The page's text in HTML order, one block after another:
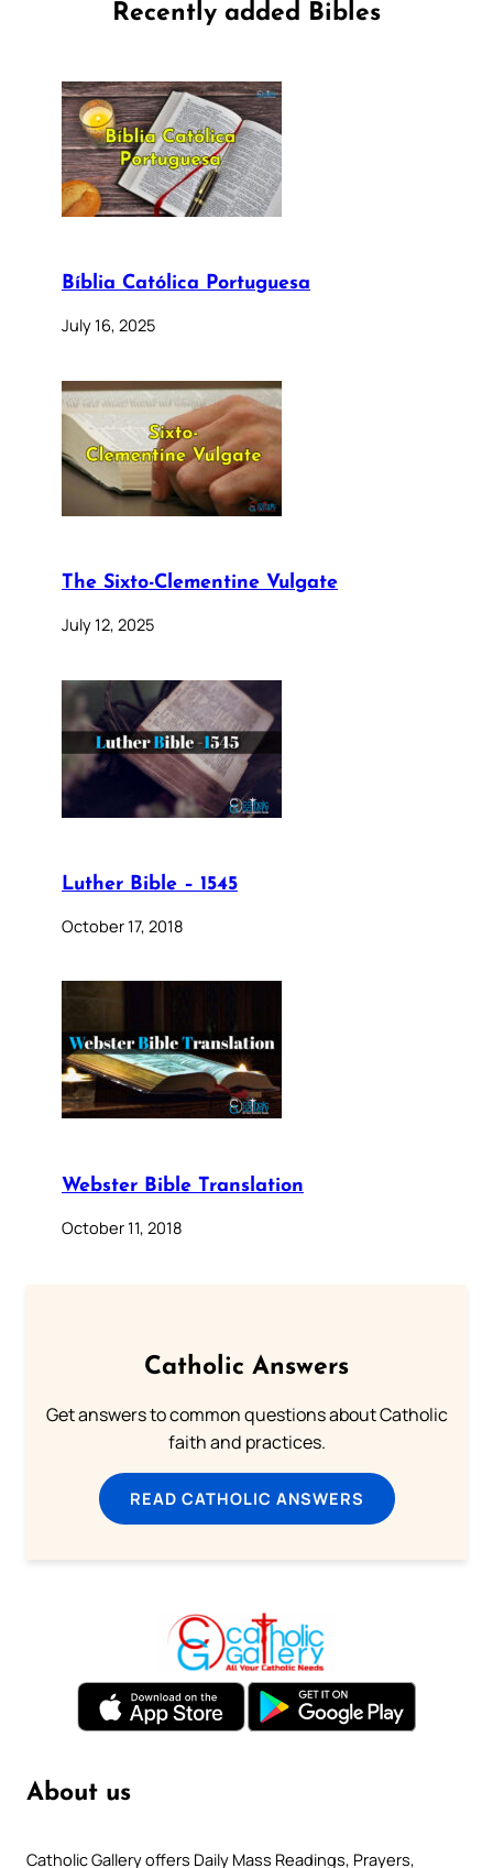
Recently added Bibles
Bíblia Católica Portuguesa
July 16, 2025
The Sixto-Clementine Vulgate
July 12, 2025
Luther Bible – 1545
October 17, 2018
Webster Bible Translation
October 11, 2018
Catholic Answers
Get answers to common questions about Catholic
faith and practices.
READ CATHOLIC ANSWERS
About us
Catholic Gallery offers Daily Mass Readings, Prayers,